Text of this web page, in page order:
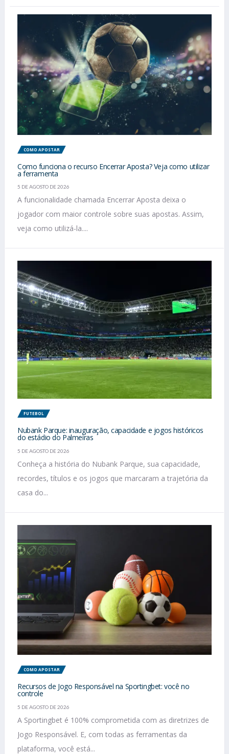
COMO APOSTAR
Como funciona o recurso Encerrar Aposta? Veja como utilizar
a ferramenta
5 DE AGOSTO DE 2026
A funcionalidade chamada Encerrar Aposta deixa o
jogador com maior controle sobre suas apostas. Assim,
veja como utilizá-la....
FUTEBOL
Nubank Parque: inauguração, capacidade e jogos históricos
do estádio do Palmeiras
5 DE AGOSTO DE 2026
Conheça a história do Nubank Parque, sua capacidade,
recordes, títulos e os jogos que marcaram a trajetória da
casa do...
COMO APOSTAR
Recursos de Jogo Responsável na Sportingbet: você no
controle
5 DE AGOSTO DE 2026
A Sportingbet é 100% comprometida com as diretrizes de
Jogo Responsável. E, com todas as ferramentas da
plataforma, você está...